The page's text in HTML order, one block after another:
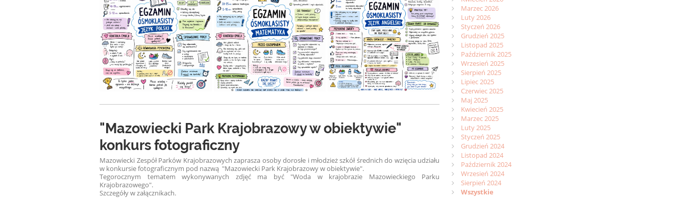
"Mazowiecki Park Krajobrazowy w obiektywie"
konkurs fotograficzny
Mazowiecki Zespół Parków Krajobrazowych zaprasza osoby dorosłe i młodzież szkół średnich do wzięcia udziału
w konkursie fotograficznym pod nazwą "Mazowiecki Park Krajobrazowy w obiektywie".
Tegorocznym tematem wykonywanych zdjęć ma być "Woda w krajobrazie Mazowieckiego Parku
Krajobrazowego".
Szczegóły w załącznikach.
Marzec 2026
Luty 2026
Styczeń 2026
Grudzień 2025
Listopad 2025
Październik 2025
Wrzesień 2025
Sierpień 2025
Lipiec 2025
Czerwiec 2025
Maj 2025
Kwiecień 2025
Marzec 2025
Luty 2025
Styczeń 2025
Grudzień 2024
Listopad 2024
Październik 2024
Wrzesień 2024
Sierpień 2024
Wszystkie